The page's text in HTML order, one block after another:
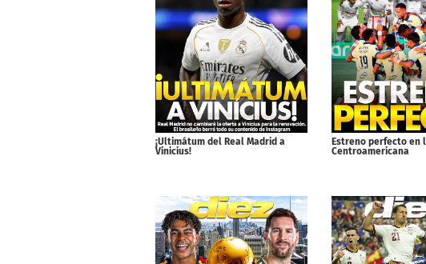
¡Ultimátum del Real Madrid a
Vinicius!
Estreno perfecto en
Centroamericana